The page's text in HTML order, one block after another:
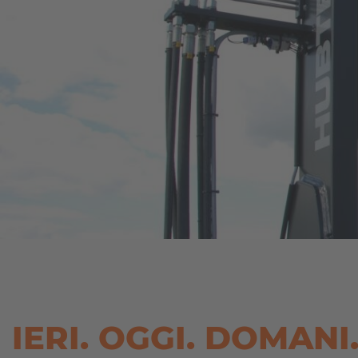
IERI. OGGI. DOMANI.